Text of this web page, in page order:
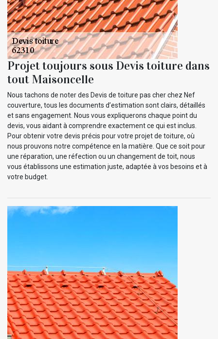
Projet toujours sous Devis toiture dans
tout Maisoncelle
Nous tachons de noter des Devis de toiture pas cher chez Nef
couverture, tous les documents d’estimation sont clairs, détaillés
et sans engagement. Nous vous expliquerons chaque point du
devis, vous aidant à comprendre exactement ce qui est inclus.
Pour obtenir votre devis précis pour votre projet de toiture, où
nous prouvons notre compétence en la matière. Que ce soit pour
une réparation, une réfection ou un changement de toit, nous
vous établissons une estimation juste, adaptée à vos besoins et à
votre budget.